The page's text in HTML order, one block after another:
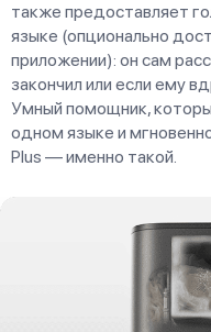
также предоставляет
языке (опционально
приложении): он сам
закончил или если ему
Умный помощник,
одном языке и
Plus — именно такой.